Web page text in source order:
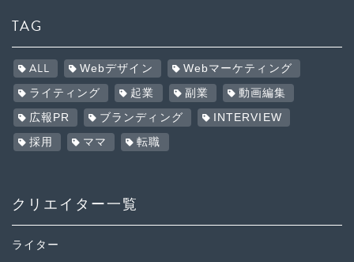
TAG
ALL Webデザイン Webマーケティング
ライティング 起業 副業 動画編集
広報PR ブランディング INTERVIEW
採用 ママ 転職
クリエイター一覧
ライター